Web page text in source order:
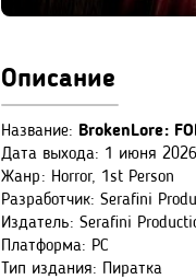
Описание
Название: BrokenLore:
Дата выхода: 1 июня 2026
Жанр: Horror, 1st Person
Разработчик: Serafini
Издатель: Serafini
Платформа: PC
Тип издания: Пиратка